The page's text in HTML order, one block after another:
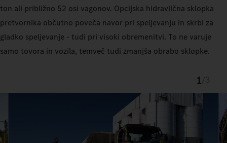
ton ali približno 52 osi vagonov. Opcijska hidravlična sklopka
pretvornika občutno poveča navor pri speljevanju in skrbi za
gladko speljevanje - tudi pri visoki obremenitvi. To ne varuje
samo tovora in vozila, temveč tudi zmanjša obrabo sklopke.
1